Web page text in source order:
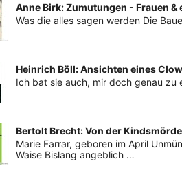
Anne Birk: Zumutungen - Frauen &
Was die alles sagen werden Die
Heinrich Böll: Ansichten eines
Ich bat sie auch, mir doch genau zu
Bertolt Brecht: Von der
Marie Farrar, geboren im April
Waise Bislang angeblich …